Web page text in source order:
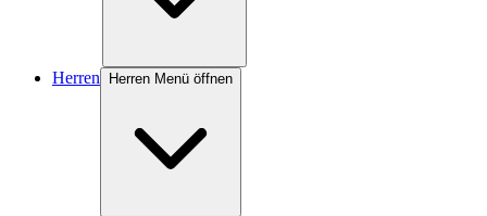
Herren Herren Menü öffnen